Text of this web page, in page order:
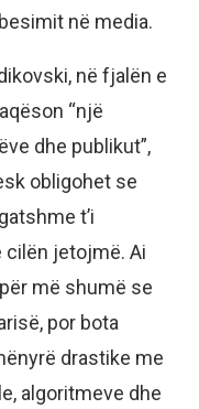
në media.
në fjalën e
“një
dhe publikut”,
obligohet se
t’i
cilën jetojmë. Ai
më shumë se
por bota
drastike me
algoritmeve dhe